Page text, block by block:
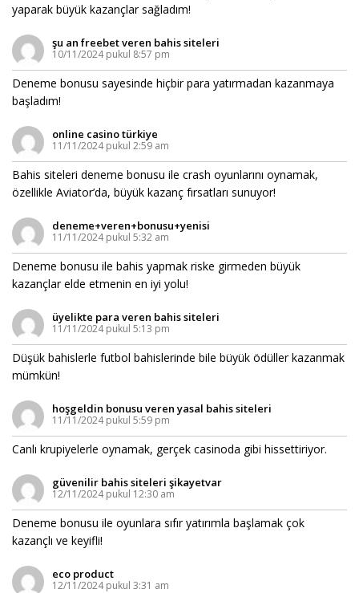
yaparak büyük kazançlar sağladım!
şu an freebet veren bahis siteleri
10/11/2024 pukul 8:57 pm
Deneme bonusu sayesinde hiçbir para yatırmadan kazanmaya
başladım!
online casino türkiye
11/11/2024 pukul 2:59 am
Bahis siteleri deneme bonusu ile crash oyunlarını oynamak,
özellikle Aviator’da, büyük kazanç fırsatları sunuyor!
deneme+veren+bonusu+yenisi
11/11/2024 pukul 5:32 am
Deneme bonusu ile bahis yapmak riske girmeden büyük
kazançlar elde etmenin en iyi yolu!
üyelikte para veren bahis siteleri
11/11/2024 pukul 5:13 pm
Düşük bahislerle futbol bahislerinde bile büyük ödüller kazanmak
mümkün!
hoşgeldin bonusu veren yasal bahis siteleri
11/11/2024 pukul 5:59 pm
Canlı krupiyelerle oynamak, gerçek casinoda gibi hissettiriyor.
güvenilir bahis siteleri şikayetvar
12/11/2024 pukul 12:30 am
Deneme bonusu ile oyunlara sıfır yatırımla başlamak çok
kazançlı ve keyifli!
eco product
12/11/2024 pukul 3:31 am